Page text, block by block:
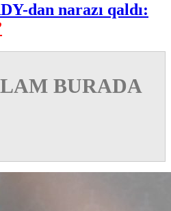
dan narazı qaldı:
BURADA